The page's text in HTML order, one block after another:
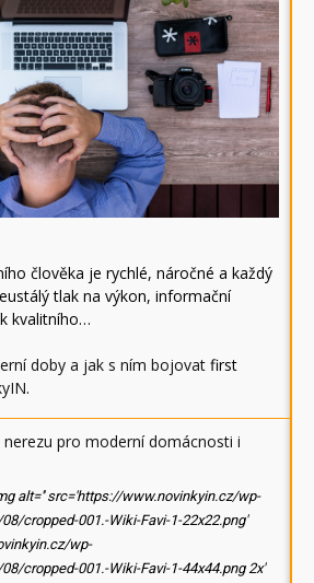
člověka je rychlé, náročné a každý
tlak na výkon, informační
kvalitního…
doby a jak s ním bojovat first
.
pro moderní domácnosti i
alt='' src='https://www.novinkyin.cz/wp-
cropped-001.-Wiki-Favi-1-22x22.png'
wp-
cropped-001.-Wiki-Favi-1-44x44.png 2x'